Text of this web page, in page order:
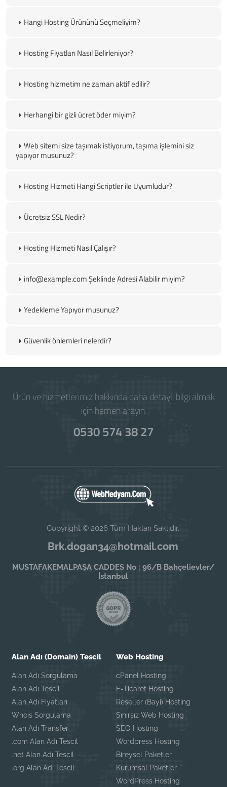
Hangi Hosting Ürününü Seçmeliyim?
Hosting Fiyatları Nasıl Belirleniyor?
Hosting hizmetim ne zaman aktif edilir?
Herhangi bir gizli ücret öder miyim?
Web sitemi size taşımak istiyorum, taşıma işlemini siz
yapıyor musunuz?
Hosting Hizmeti Hangi Scriptler ile Uyumludur?
Ücretsiz SSL Nedir?
Hosting Hizmeti Nasıl Çalışır?
info@example.com Şeklinde Adresi Alabilir miyim?
Yedekleme Yapıyor musunuz?
Güvenlik önlemleri nelerdir?
Ürün ve hizmetlerimiz hakkında daha detaylı bilgi almak
için hemen arayın.
0530 574 38 27
Copyright © 2026 Tüm Hakları Saklıdır.
Brk.dogan34@hotmail.com
MUSTAFAKEMALPAŞA CADDES No : 96/B Bahçelievler/
İstanbul
Alan Adı (Domain) Tescil
Alan Adı Sorgulama
Alan Adı Tescil
Alan Adı Fiyatları
Whois Sorgulama
Alan Adı Transfer
.com Alan Adı Tescil
.net Alan Adı Tescil
.org Alan Adı Tescil
Web Hosting
cPanel Hosting
E-Ticaret Hosting
Reseller (Bayi) Hosting
Sınırsız Web Hosting
SEO Hosting
Wordpress Hosting
Bireysel Paketler
Kurumsal Paketler
WordPress Hosting